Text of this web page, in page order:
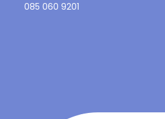
085 060 9201